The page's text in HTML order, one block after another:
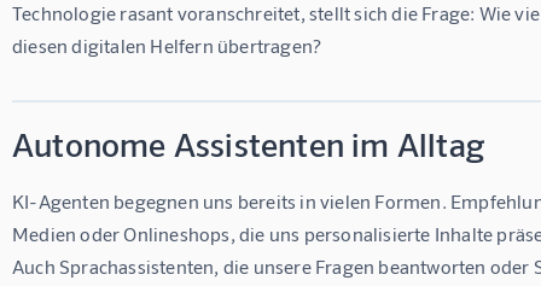
Technologie rasant voranschreitet, stellt sich die Frage: Wie
diesen digitalen Helfern übertragen?
Autonome Assistenten im Alltag
KI-Agenten begegnen uns bereits in vielen Formen.
Medien oder Onlineshops, die uns personalisierte Inhalte
Auch Sprachassistenten, die unsere Fragen beantworten